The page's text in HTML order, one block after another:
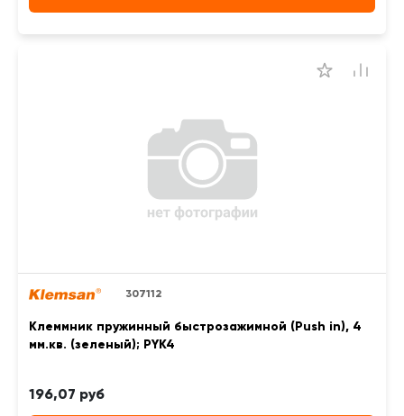
307112
Клеммник пружинный быстрозажимной (Push in), 4
мм.кв. (зеленый); PYK4
196,07 руб